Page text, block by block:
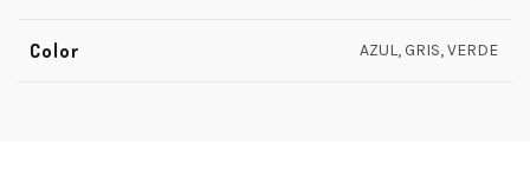
Color AZUL, GRIS, VERDE